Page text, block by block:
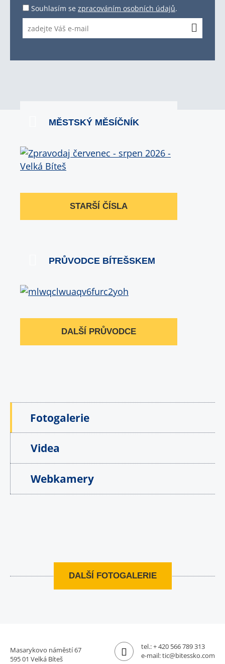
Souhlasím se zpracováním osobních údajů.
MĚSTSKÝ MĚSÍČNÍK
STARŠÍ ČÍSLA
PRŮVODCE BÍTEŠSKEM
DALŠÍ PRŮVODCE
Fotogalerie
Videa
Webkamery
DALŠÍ FOTOGALERIE
Masarykovo náměstí 67
595 01 Velká Bíteš
tel.:+ 420 566 789 313
e-mail:tic@bitessko.com